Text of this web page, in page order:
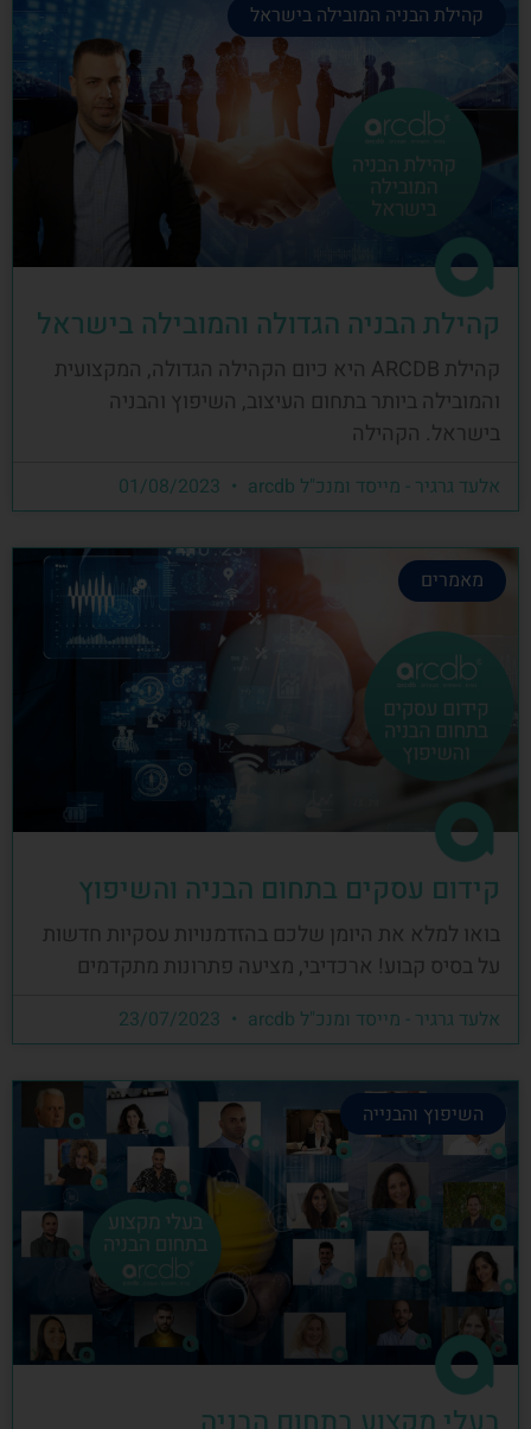
קהילת הבניה המובילה בישראל
קהילת הבניה הגדולה והמובילה בישראל
קהילת ARCDB היא כיום הקהילה הגדולה, המקצועית
והמובילה ביותר בתחום העיצוב, השיפוץ והבניה
בישראל. הקהילה
אלעד גרגיר - מייסד ומנכ"ל arcdb
מאמרים
קידום עסקים בתחום הבניה והשיפוץ
בואו למלא את היומן שלכם בהזדמנויות עסקיות חדשות
על בסיס קבוע! ארכדיבי, מציעה פתרונות מתקדמים
אלעד גרגיר - מייסד ומנכ"ל arcdb
השיפוץ והבנייה